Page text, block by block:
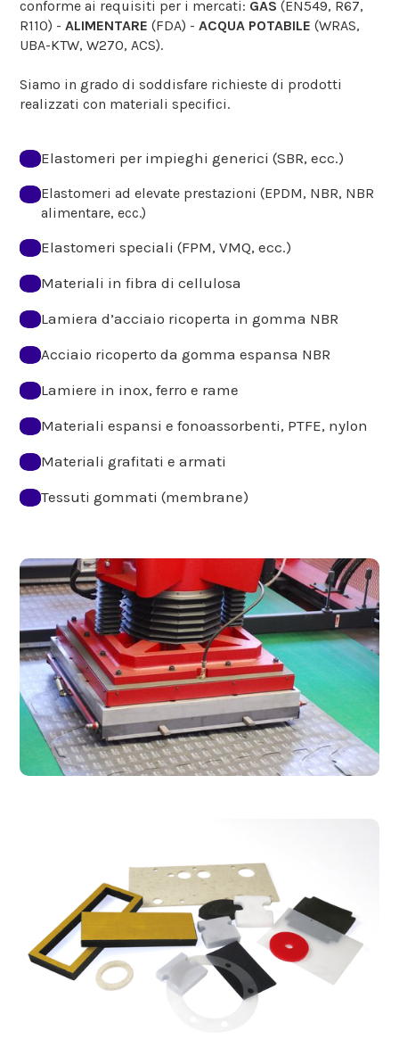
conforme ai requisiti per i mercati: GAS (EN549, R67,
R110) -ALIMENTARE (FDA) -ACQUA POTABILE (WRAS,
UBA-KTW, W270, ACS).
Siamo in grado di soddisfare richieste di prodotti
realizzati con materiali specifici.
Elastomeri per impieghi generici (SBR, ecc.)
Elastomeri ad elevate prestazioni (EPDM, NBR, NBR
alimentare, ecc.)
Elastomeri speciali (FPM, VMQ, ecc.)
Materiali in fibra di cellulosa
Lamiera d’acciaio ricoperta in gomma NBR
Acciaio ricoperto da gomma espansa NBR
Lamiere in inox, ferro e rame
Materiali espansi e fonoassorbenti, PTFE, nylon
Materiali grafitati e armati
Tessuti gommati (membrane)